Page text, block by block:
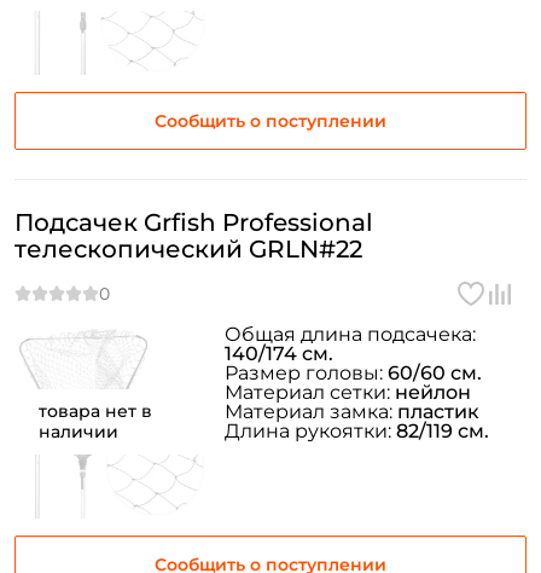
Сообщить о поступлении
товара нет в
наличии
Подсачек Grfish Professional
телескопический GRLN#22
Сообщить о поступлении
Общая длина подсачека:
140/174 см.
Размер головы: 60/60 см.
Материал сетки: нейлон
Материал замка: пластик
Длина рукоятки: 82/119 см.
Создать аккаунт
ФИО: *